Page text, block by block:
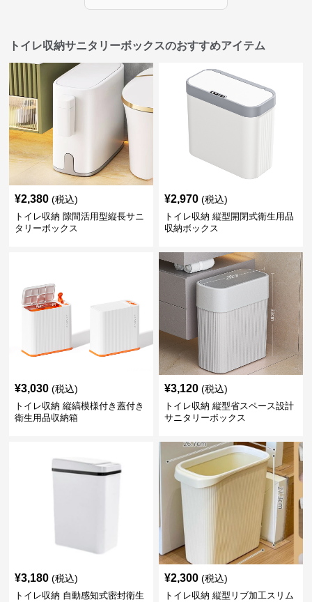
トイレ収納サニタリーボックスのおすすめアイテム
¥2,380 (税込)
トイレ収納 隙間活用型縦長サニ
タリーボックス
¥2,970 (税込)
トイレ収納 縦型開閉式衛生用品
収納ボックス
¥3,030 (税込)
トイレ収納 縦縞模様付き蓋付き
衛生用品収納箱
¥3,120 (税込)
トイレ収納 縦型省スペース設計
サニタリーボックス
¥3,180 (税込)
トイレ収納 自動感知式密封衛生
¥2,300 (税込)
トイレ収納 縦型リブ加工スリム